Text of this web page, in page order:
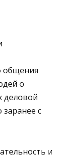
общения
о
деловой
заранее с
и